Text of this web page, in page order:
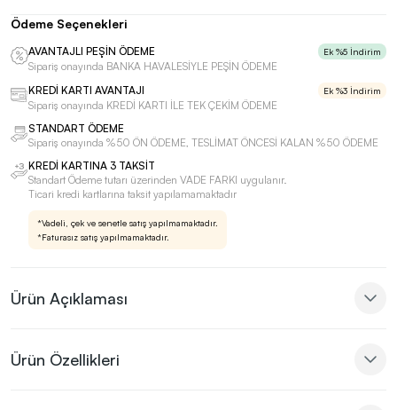
Ürün Açıklaması
Ürün Özellikleri
Ödeme Seçenekleri
AVANTAJLI PEŞİN ÖDEME Ek %5 İndirim
Sipariş onayında BANKA HAVALESİYLE PEŞİN ÖDEME
KREDİ KARTI AVANTAJI
Ek %3 İndirim
Sipariş onayında KREDİ KARTI İLE TEK ÇEKİM ÖDEME
STANDART ÖDEME
Sipariş onayında %50 ÖN ÖDEME, TESLİMAT ÖNCESİ KALAN %50 ÖDEME
KREDİ KARTINA 3 TAKSİT
Standart Ödeme tutarı üzerinden VADE FARKI uygulanır.
Ticari kredi kartlarına taksit yapılamamaktadır
*Vadeli, çek ve senetle satış yapılmamaktadır.
*Faturasız satış yapılmamaktadır.